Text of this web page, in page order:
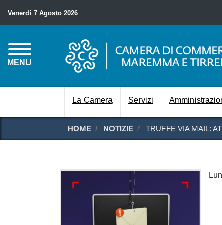
Venerdì 7 Agosto 2026
MENU
La Camera Servizi
HOME NOTIZIE TRUFFE VIA MAIL: